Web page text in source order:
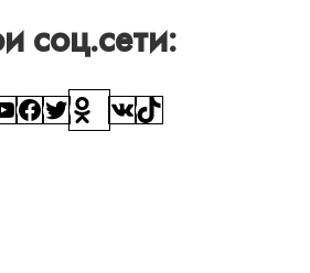
соц.сети:
Facebook
TwitterСсылкаВКонтакте
TikTok